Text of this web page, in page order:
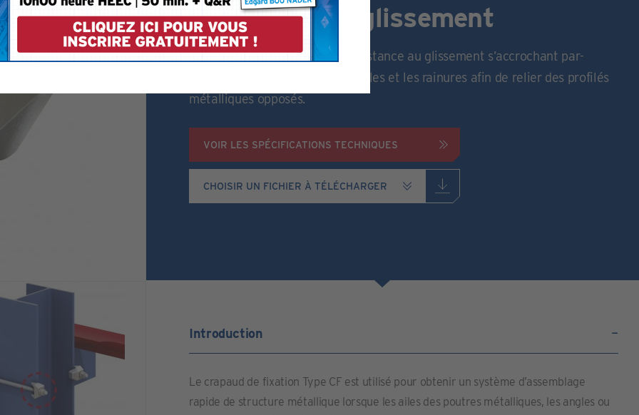
résistance au glissement
Crapaud de fixation à haute résistance au glissement s’accrochant par-
dessus l’aile des poutres, les angles et les rainures afin de relier des profilés
métalliques opposés.
VOIR LES SPÉCIFICATIONS TECHNIQUES
Introduction
Le crapaud de fixation Type CF est utilisé pour obtenir un système d’assemblage
rapide de structure métallique lorsque les ailes des poutres métalliques, les angles ou